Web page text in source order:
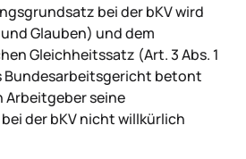
bei der bKV wird
und Glauben) und dem
Gleichheitssatz (Art. 3 Abs. 1
Bundesarbeitsgericht betont
Arbeitgeber seine
der bKV nicht willkürlich